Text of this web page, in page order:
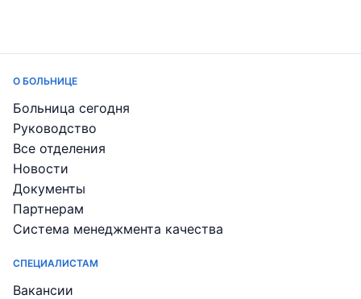
О БОЛЬНИЦЕ
Больница сегодня
Руководство
Все отделения
Новости
Документы
Партнерам
Система менеджмента качества
СПЕЦИАЛИСТАМ
Вакансии